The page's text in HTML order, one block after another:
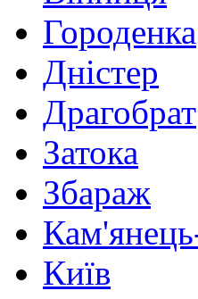
Городенка
Дністер
Драгобрат
Затока
Збараж
Київ